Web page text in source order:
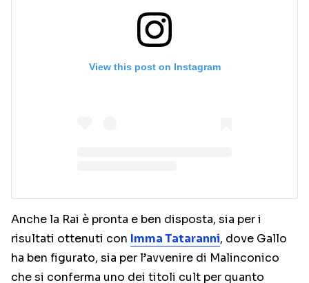
View this post on Instagram
Anche la Rai è pronta e ben disposta, sia per i
risultati ottenuti con Imma Tataranni, dove Gallo
ha ben figurato, sia per l’avvenire di Malinconico
che si conferma uno dei titoli cult per quanto